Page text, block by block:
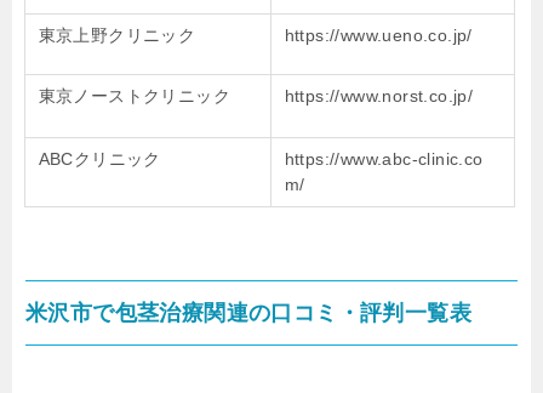
東京上野クリニック https://www.ueno.co.jp/
東京ノーストクリニック https://www.norst.co.jp/
ABCクリニック
https://www.abc-clinic.co
m/
米沢市で包茎治療関連の口コミ・評判一覧表